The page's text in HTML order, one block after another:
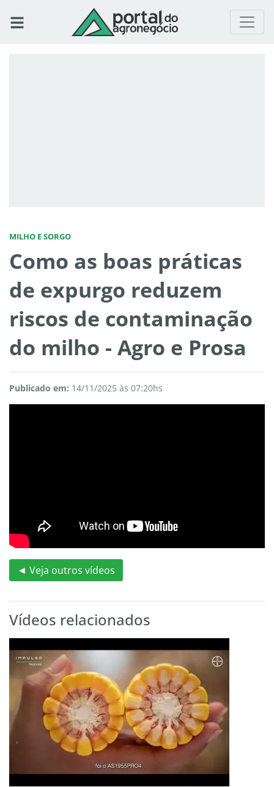
MILHO E SORGO
Como as boas práticas
de expurgo reduzem
riscos de contaminação
do milho - Agro e Prosa
Publicado em: 14/11/2025 às 07:20hs
◄ Veja outros vídeos
Vídeos relacionados